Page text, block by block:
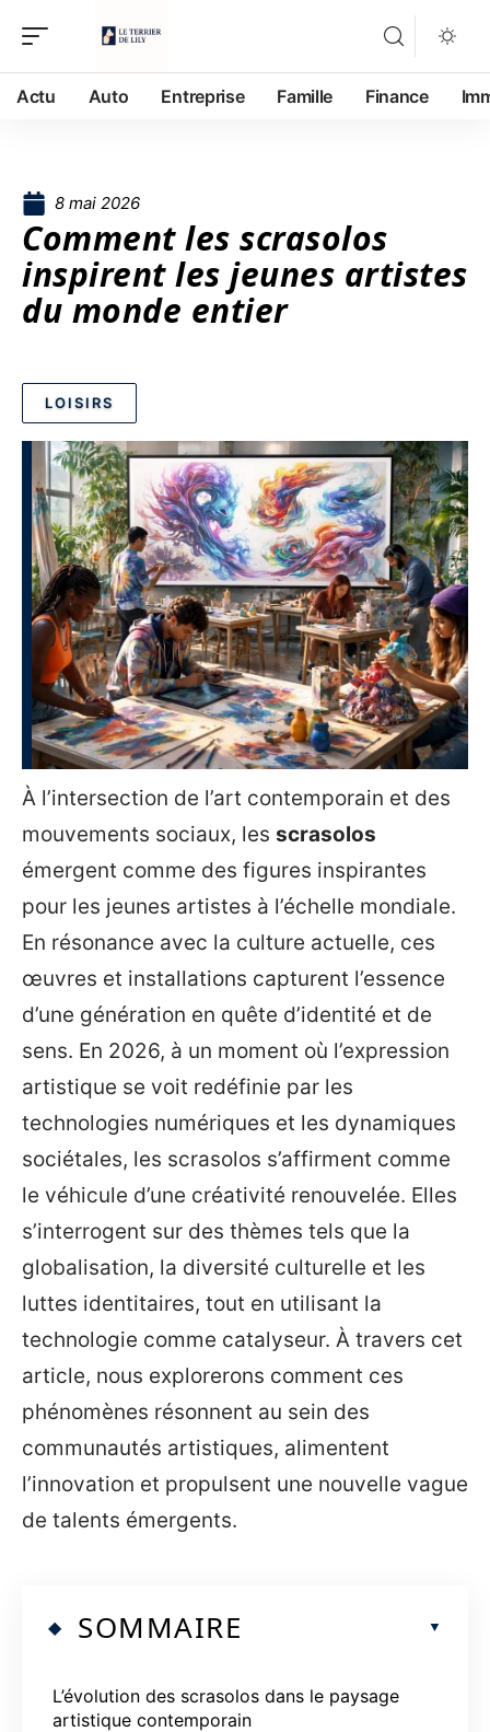
Actu Auto Entreprise Famille Finance
8 mai 2026
Comment les scrasolos
inspirent les jeunes artistes
du monde entier
LOISIRS
À l’intersection de l’art contemporain et des
mouvements sociaux, les scrasolos
émergent comme des figures inspirantes
pour les jeunes artistes à l’échelle mondiale.
En résonance avec la culture actuelle, ces
œuvres et installations capturent l’essence
d’une génération en quête d’identité et de
sens. En 2026, à un moment où l’expression
artistique se voit redéfinie par les
technologies numériques et les dynamiques
sociétales, les scrasolos s’affirment comme
le véhicule d’une créativité renouvelée. Elles
s’interrogent sur des thèmes tels que la
globalisation, la diversité culturelle et les
luttes identitaires, tout en utilisant la
technologie comme catalyseur. À travers cet
article, nous explorerons comment ces
phénomènes résonnent au sein des
communautés artistiques, alimentent
l’innovation et propulsent une nouvelle vague
de talents émergents.
SOMMAIRE
L’évolution des scrasolos dans le paysage
artistique contemporain